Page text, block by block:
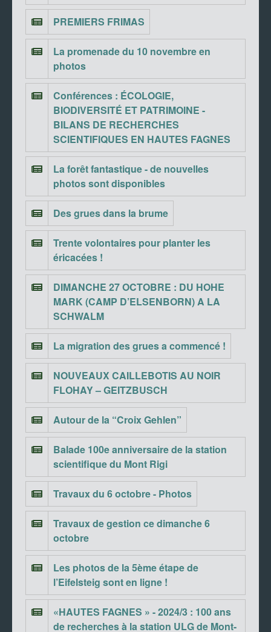
PREMIERS FRIMAS
La promenade du 10 novembre en
photos
Conférences : ÉCOLOGIE,
BIODIVERSITÉ ET PATRIMOINE -
BILANS DE RECHERCHES
SCIENTIFIQUES EN HAUTES FAGNES
La forêt fantastique - de nouvelles
photos sont disponibles
Des grues dans la brume
Trente volontaires pour planter les
éricacées !
DIMANCHE 27 OCTOBRE : DU HOHE
MARK (CAMP D’ELSENBORN) A LA
SCHWALM
La migration des grues a commencé !
NOUVEAUX CAILLEBOTIS AU NOIR
FLOHAY – GEITZBUSCH
Autour de la “Croix Gehlen”
Balade 100e anniversaire de la station
scientifique du Mont Rigi
Travaux du 6 octobre - Photos
Travaux de gestion ce dimanche 6
octobre
Les photos de la 5ème étape de
l’Eifelsteig sont en ligne !
«HAUTES FAGNES » - 2024/3 : 100 ans
de recherches à la station ULG de Mont-